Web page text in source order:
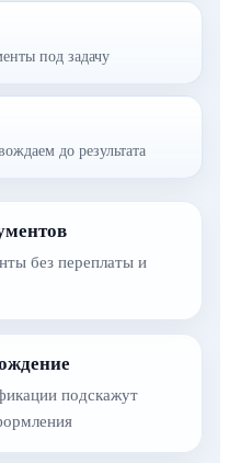
под задачу
до результата
без переплаты и
подскажут